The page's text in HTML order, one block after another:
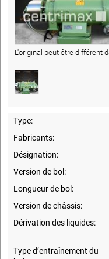
L'original peut être différent
Type:
Fabricants:
Désignation:
Version de bol:
Longueur de bol:
Version de châssis:
Dérivation des liquides:
Type d’entraînement du